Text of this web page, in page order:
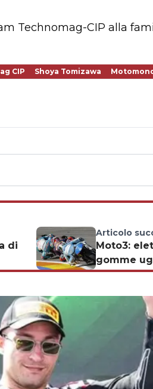
Technomag-CIP alla
CIP Shoya Tomizawa
di
Articolo
Moto3:
gomme